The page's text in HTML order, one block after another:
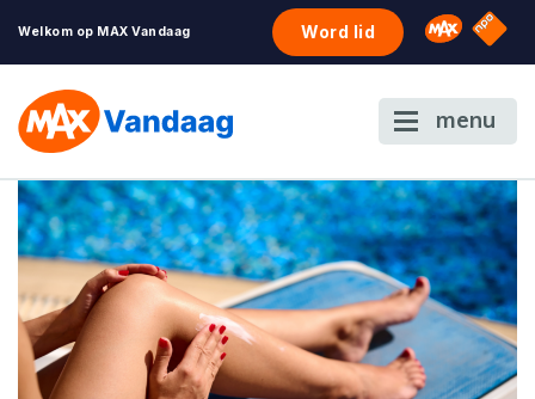
Welkom op MAX Vandaag Word lid Omroep
NPO
menu